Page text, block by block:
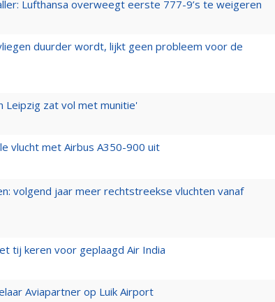
Lufthansa overweegt eerste 777-9’s te weigeren
duurder wordt, lijkt geen probleem voor de
Leipzig zat vol met munitie'
vlucht met Airbus A350-900 uit
volgend jaar meer rechtstreekse vluchten vanaf
tij keren voor geplaagd Air India
Aviapartner op Luik Airport